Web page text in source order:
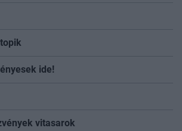
ide!
vitasarok